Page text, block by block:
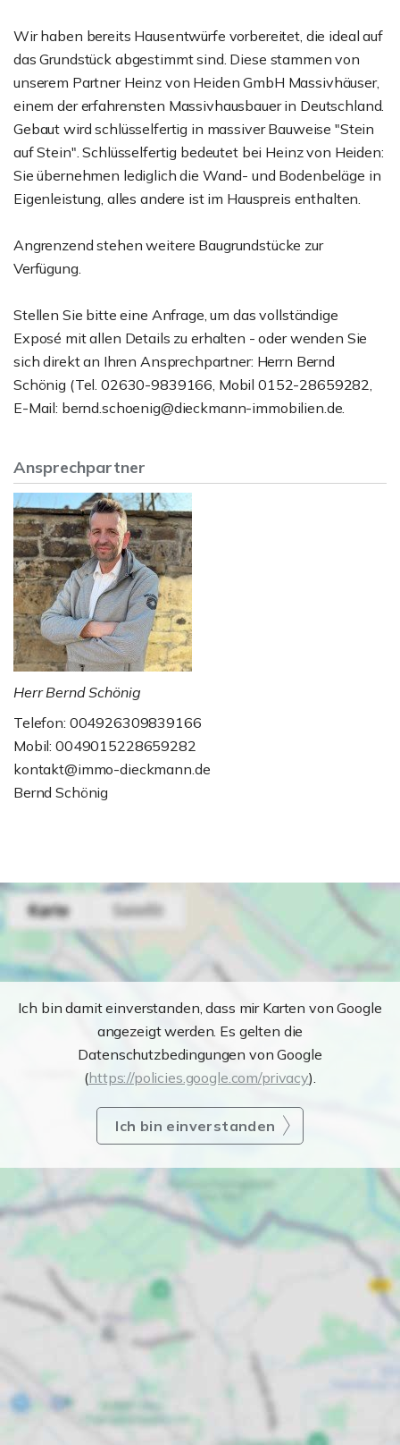
Wir haben bereits Hausentwürfe vorbereitet, die ideal auf
das Grundstück abgestimmt sind. Diese stammen von
unserem Partner Heinz von Heiden GmbH Massivhäuser,
einem der erfahrensten Massivhausbauer in Deutschland.
Gebaut wird schlüsselfertig in massiver Bauweise "Stein
auf Stein". Schlüsselfertig bedeutet bei Heinz von Heiden:
Sie übernehmen lediglich die Wand- und Bodenbeläge in
Eigenleistung, alles andere ist im Hauspreis enthalten.
Angrenzend stehen weitere Baugrundstücke zur
Verfügung.
Stellen Sie bitte eine Anfrage, um das vollständige
Exposé mit allen Details zu erhalten - oder wenden Sie
sich direkt an Ihren Ansprechpartner: Herrn Bernd
Schönig (Tel. 02630-9839166, Mobil 0152-28659282,
E-Mail: bernd.schoenig@dieckmann-immobilien.de.
Ansprechpartner
Herr Bernd Schönig
Telefon: 004926309839166
Mobil: 0049015228659282
kontakt@immo-dieckmann.de
Bernd Schönig
Ich bin damit einverstanden, dass mir Karten von Google
angezeigt werden. Es gelten die
Datenschutzbedingungen von Google
(https://policies.google.com/privacy).
Ich bin einverstanden